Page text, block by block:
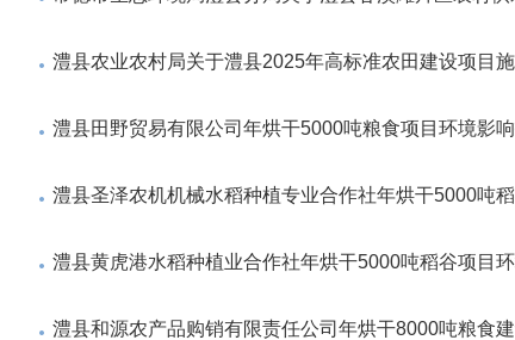
澧县农业农村局关于澧县2025年高标准农田建设项目
澧县田野贸易有限公司年烘干5000吨粮食项目环境影
澧县圣泽农机机械水稻种植专业合作社年烘干5000吨
澧县黄虎港水稻种植业合作社年烘干5000吨稻谷项目
澧县和源农产品购销有限责任公司年烘干8000吨粮食